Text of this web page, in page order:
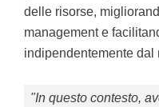
delle risorse,
management e
indipendentemente
"In questo contesto,